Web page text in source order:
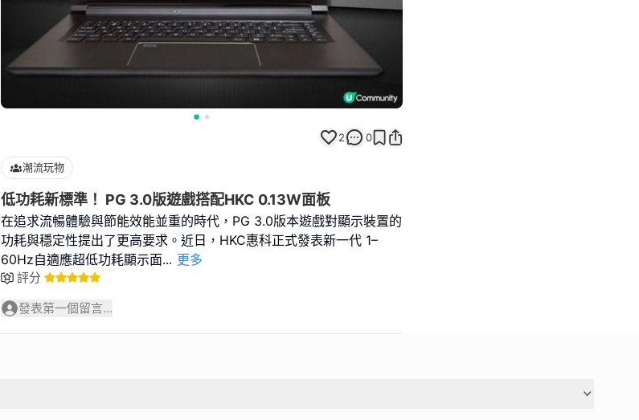
2 0
潮流玩物
低功耗新標準！ PG 3.0版遊戲搭配HKC 0.13W面板
在追求流暢體驗與節能效能並重的時代，PG 3.0版本遊戲對顯示裝置的
功耗與穩定性提出了更高要求。近日，HKC惠科正式發表新一代 1–
60Hz自適應超低功耗顯示面... 更多
評分
發表第一個留言...